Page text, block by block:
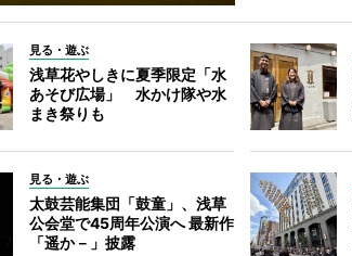
見る・遊ぶ
浅草花やしきに夏季限定「水
あそび広場」 水かけ隊や水
まき祭りも
見る・遊ぶ
太鼓芸能集団「鼓童」、浅草
公会堂で45周年公演へ 最新作
「遥か－」披露